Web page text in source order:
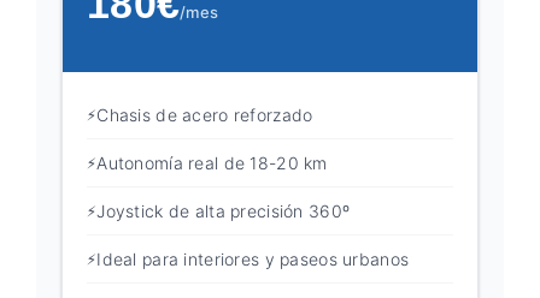
/mes
Chasis de acero reforzado
Autonomía real de 18-20 km
Joystick de alta precisión 360º
Ideal para interiores y paseos urbanos